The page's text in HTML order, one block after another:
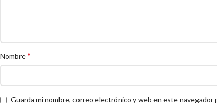
Nombre*
Guarda mi nombre, correo electrónico y web en este navegador